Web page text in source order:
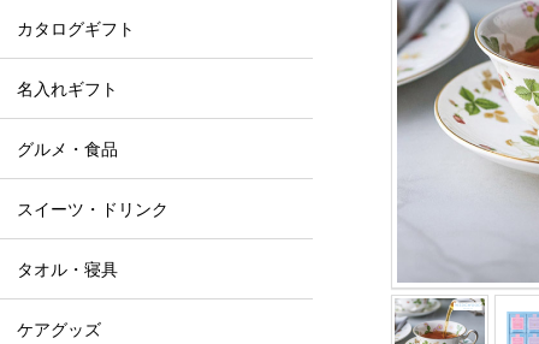
カタログギフト
名入れギフト
グルメ・食品
スイーツ・ドリンク
タオル・寝具
ケアグッズ